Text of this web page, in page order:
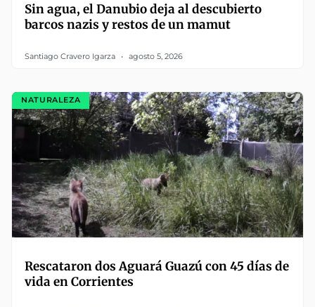
Sin agua, el Danubio deja al descubierto
barcos nazis y restos de un mamut
Santiago Cravero Igarza agosto 5, 2026
NATURALEZA
Rescataron dos Aguará Guazú con 45 días de
vida en Corrientes